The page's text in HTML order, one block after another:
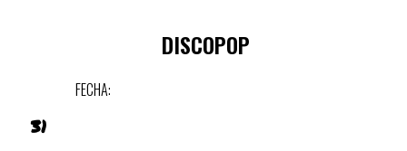
DISCOPOP
FECHA:
31